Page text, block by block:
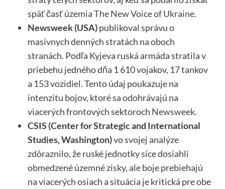
späť časť územiaThe New Voice of Ukraine.
Newsweek (USA)publikoval správu o
masívnych denných stratách na oboch
stranách. Podľa Kyjeva ruská armáda stratila v
priebehu jedného dňa 1 610 vojakov, 17 tankov
a 153 vozidiel. Tento údaj poukazuje na
intenzitu bojov, ktoré sa odohrávajú na
viacerých frontových sektoroch Newsweek.
CSIS (Center for Strategic and International
Studies, Washington)vo svojej analýze
zdôraznilo, že ruské jednotky síce dosiahli
obmedzené územné zisky, ale boje prebiehajú
na viacerých osiach a situácia je kritická pre obe